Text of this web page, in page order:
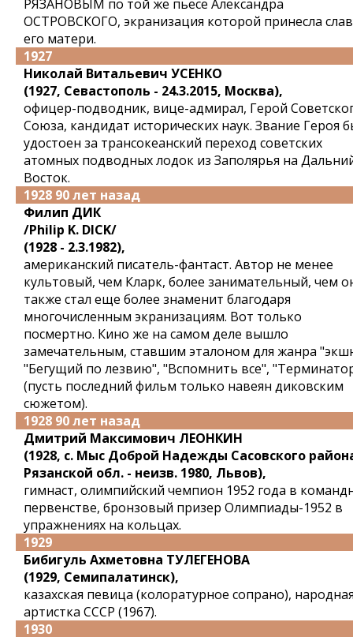
РЯЗАНОВЫМ по той же пьесе Александра
ОСТРОВСКОГО, экранизация которой принесла
его матери.
1927
Николай Витальевич УСЕНКО
(1927, Севастополь - 24.3.2015, Москва),
офицер-подводник, вице-адмирал, Герой
Союза, кандидат исторических наук. Звание Героя
удостоен за трансокеанский переход советских
атомных подводных лодок из Заполярья на
Восток.
1928 90 лет назад
Филип ДИК
/Philip K. DICK/
(1928 - 2.3.1982),
американский писатель-фантаст. Автор не менее
культовый, чем Кларк, более занимательный, чем
также стал еще более знаменит благодаря
многочисленным экранизациям. Вот только
посмертно. Кино же на самом деле вышло
замечательным, ставшим эталоном для жанра
"Бегущий по лезвию", "Вспомнить все",
(пусть последний фильм только навеян диковским
сюжетом).
1928 90 лет назад
Дмитрий Максимович ЛЕОНКИН
(1928, с. Мыс Доброй Надежды Сасовского
Рязанской обл. - неизв. 1980, Львов),
гимнаст, олимпийский чемпион 1952 года в
первенстве, бронзовый призер Олимпиады-1952 в
упражнениях на кольцах.
1929
Бибигуль Ахметовна ТУЛЕГЕНОВА
(1929, Семипалатинск),
казахская певица (колоратурное сопрано),
артистка СССР (1967).
1930